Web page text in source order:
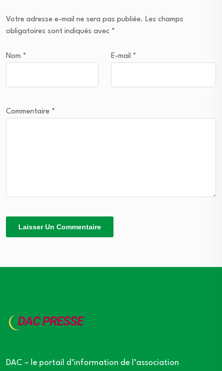
Votre adresse e-mail ne sera pas publiée. Les champs
obligatoires sont indiqués avec *
Nom * E-mail *
Commentaire *
DAC – le portail d’information de l’association